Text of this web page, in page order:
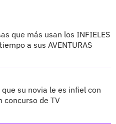
que más usan los INFIELES
a sus AVENTURAS
su novia le es infiel con
concurso de TV